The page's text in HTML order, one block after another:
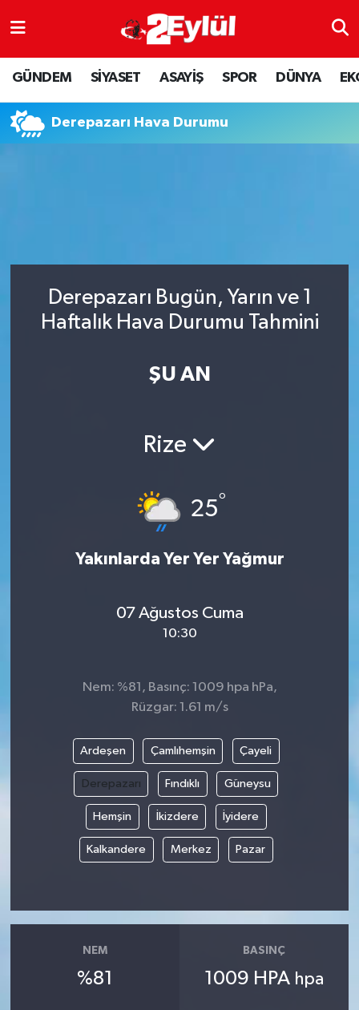
GÜNDEM SİYASET ASAYİŞ SPOR DÜNYA
Derepazarı Hava Durumu
Derepazarı Bugün, Yarın ve 1
Haftalık Hava Durumu Tahmini
ŞU AN
Rize
25°
Yakınlarda Yer Yer Yağmur
07 Ağustos Cuma
10:30
Nem: %81, Basınç: 1009 hpa hPa,
Rüzgar: 1.61 m/s
Ardeşen Çamlıhemşin Çayeli
Derepazarı Fındıklı Güneysu
Hemşin İkizdere İyidere
Kalkandere Merkez Pazar
NEM
%81
BASINÇ
1009 HPA hpa
ASAYİŞ
DÜNYA
EKONOMİ
SİYASET
SPOR
Nöbetçi Eczaneler
Hava Durumu
Eskişehir Namaz Vakitleri
Tüm Manşetler
Son Dakika Haberleri